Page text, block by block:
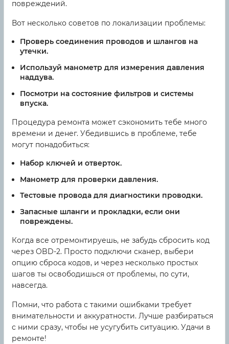
повреждений.
Вот несколько советов по локализации проблемы:
Проверь соединения проводов и шлангов на
утечки.
Используй манометр для измерения давления
наддува.
Посмотри на состояние фильтров и системы
впуска.
Процедура ремонта может сэкономить тебе много
времени и денег. Убедившись в проблеме, тебе
могут понадобиться:
Набор ключей и отверток.
Манометр для проверки давления.
Тестовые провода для диагностики проводки.
Запасные шланги и прокладки, если они
повреждены.
Когда все отремонтируешь, не забудь сбросить код
через OBD-2. Просто подключи сканер, выбери
опцию сброса кодов, и через несколько простых
шагов ты освободишься от проблемы, по сути,
навсегда.
Помни, что работа с такими ошибками требует
внимательности и аккуратности. Лучше разбираться
с ними сразу, чтобы не усугубить ситуацию. Удачи в
ремонте!